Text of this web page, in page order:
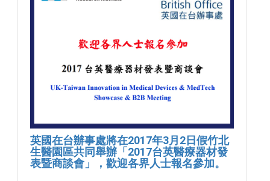
英國在台辦事處將在2017年3月2日假竹北
生醫園區共同舉辦「2017台英醫療器材發
表暨商談會」，歡迎各界人士報名參加。